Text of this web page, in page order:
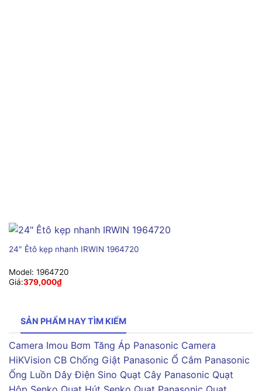
24″ Êtô kẹp nhanh IRWIN 1964720
Model: 1964720
Giá:379,000₫
SẢN PHẨM HAY TÌM KIẾM
Camera Imou Bơm Tăng Áp Panasonic Camera
HiKVision CB Chống Giật Panasonic Ổ Cắm Panasonic
Ống Luồn Dây Điện Sino Quạt Cây Panasonic Quạt